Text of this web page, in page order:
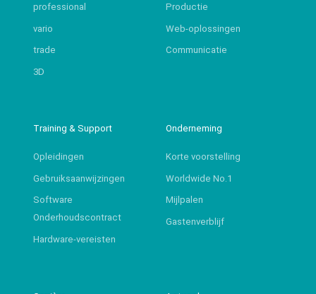
professional
vario
trade
3D
Productie
Web-oplossingen
Communicatie
Training & Support
Opleidingen
Gebruiksaanwijzingen
Software
Onderhoudscontract
Hardware-vereisten
Onderneming
Korte voorstelling
Worldwide No.1
Mijlpalen
Gastenverblijf